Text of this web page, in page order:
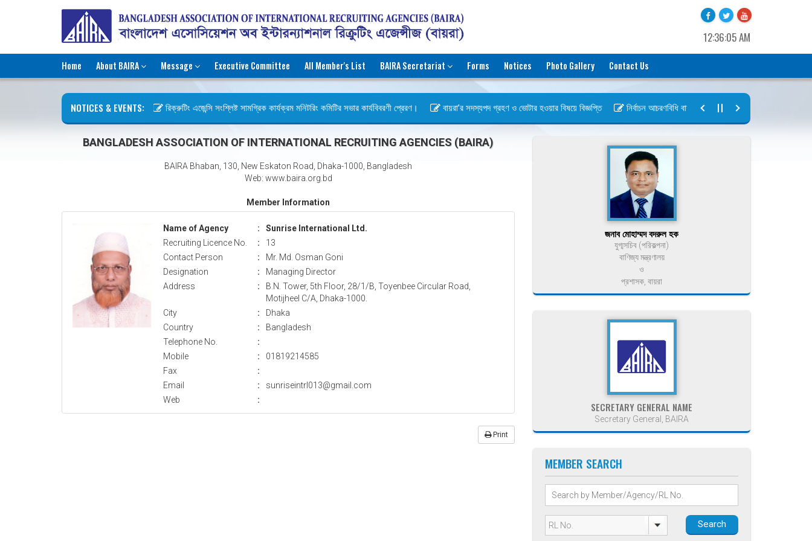
12:36:05 AM
Home About BAIRA Message Executive Committee All Member's List BAIRA Secretariat Forms Notices Photo Gallery Contact Us
NOTICES & EVENTS: রিক্রুটিং এজেন্সি সংশ্লিষ্ট সামগ্রিক কার্যক্রম মনিটরিং কমিটির সভার কার্যবিবরণী প্রেরণ। বায়রা’র সদস্যপদ গ্রহণ ও ভোটার হওয়ার বিষয়ে বিজ্ঞপ্তি নির্বাচন আচরণবিধি বায়রা ২০২৬-২০২৮
BANGLADESH ASSOCIATION OF INTERNATIONAL RECRUITING AGENCIES (BAIRA)
BAIRA Bhaban, 130, New Eskaton Road, Dhaka-1000, Bangladesh
Web: www.baira.org.bd
Member Information
Name of Agency :
Sunrise International Ltd.
Recruiting Licence No.
:
13
Contact Person
:
Mr. Md. Osman Goni
Designation
:
Managing Director
Address
:
B.N. Tower, 5th Floor, 28/1/B, Toyenbee Circular Road,
Motijheel C/A, Dhaka-1000.
City
:
Dhaka
Country
:
Bangladesh
Telephone No.
:
Mobile
:
01819214585
Fax
:
Email
:
sunriseintrl013@gmail.com
Web
:
Print
জনাব মোহাম্মদ বদরুল হক
যুগ্মসচিব (পরিকল্পনা)
বাণিজ্য মন্ত্রণালয়
ও
প্রশাসক, বায়রা
SECRETARY GENERAL NAME
Secretary General, BAIRA
MEMBER SEARCH
Search